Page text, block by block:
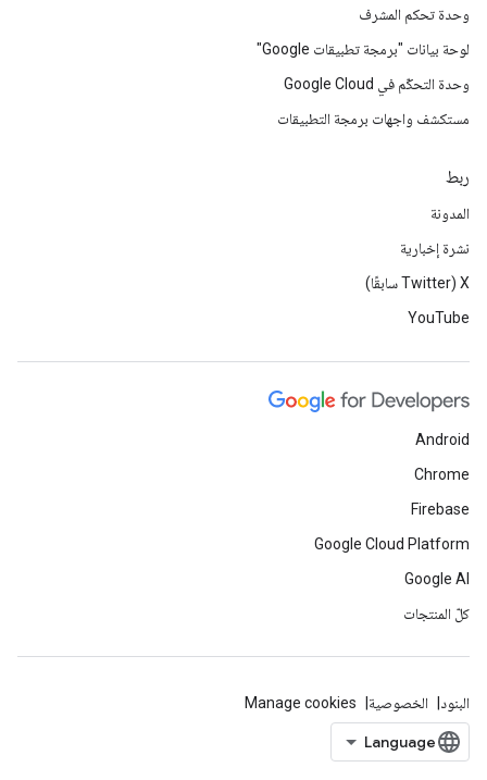
وحدة تحكم المشرف
لوحة بيانات "برمجة تطبيقات Google"
وحدة التحكّم في Google Cloud
مستكشف واجهات برمجة التطبيقات
ربط
المدونة
نشرة إخبارية
‫X ‏(Twitter سابقًا)
YouTube
Android
Chrome
Firebase
Google Cloud Platform
Google AI
كلّ المنتجات
البنود الخصوصية Manage cookies